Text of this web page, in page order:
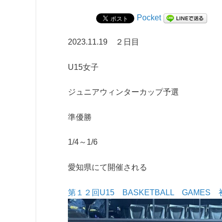
Pocket
2023.11.19 ２日目
U15女子
ジュニアウィンターカップ予選
準優勝
1/4～1/6
愛知県にて開催される
第１２回U15 BASKETBALL GAMES